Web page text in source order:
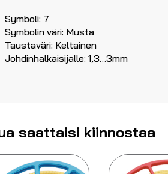
Symboli: 7
Symbolin väri: Musta
Taustaväri: Keltainen
Johdinhalkaisijalle: 1,3…3mm
saattaisi kiinnostaa